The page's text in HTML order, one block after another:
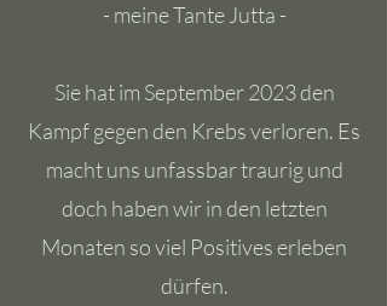
- meine Tante Jutta -
Sie hat im September 2023 den
Kampf gegen den Krebs verloren. Es
macht uns unfassbar traurig und
doch haben wir in den letzten
Monaten so viel Positives erleben
dürfen.